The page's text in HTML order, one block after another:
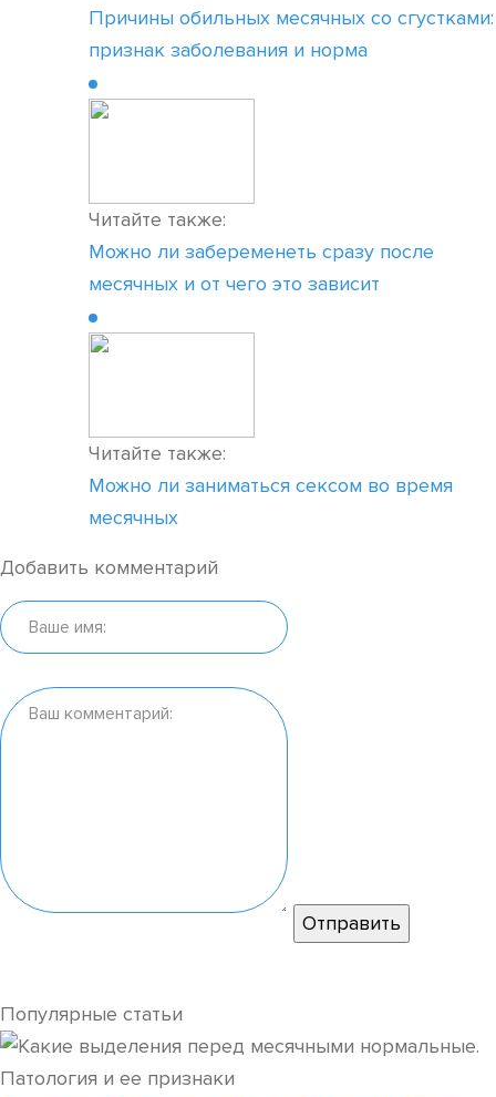
Причины обильных месячных со сгустками:
признак заболевания и норма
Читайте также:
Можно ли забеременеть сразу после
месячных и от чего это зависит
Читайте также:
Можно ли заниматься сексом во время
месячных
Добавить комментарий
Популярные статьи